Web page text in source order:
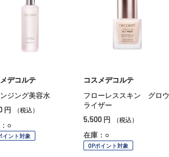
デコルテ
ジング美容水
円 （税込）
○
イント対象
コスメデコルテ
フローレススキン グロウ
ライザー
5,500 円 （税込）
在庫：○
OPポイント対象